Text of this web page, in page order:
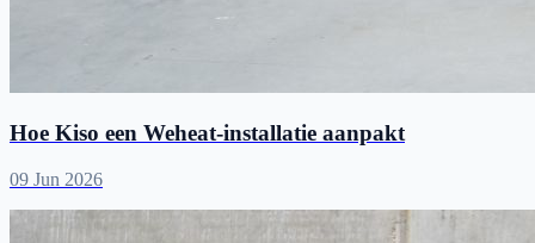
Hoe Kiso een Weheat-installatie aanpakt
09 Jun 2026